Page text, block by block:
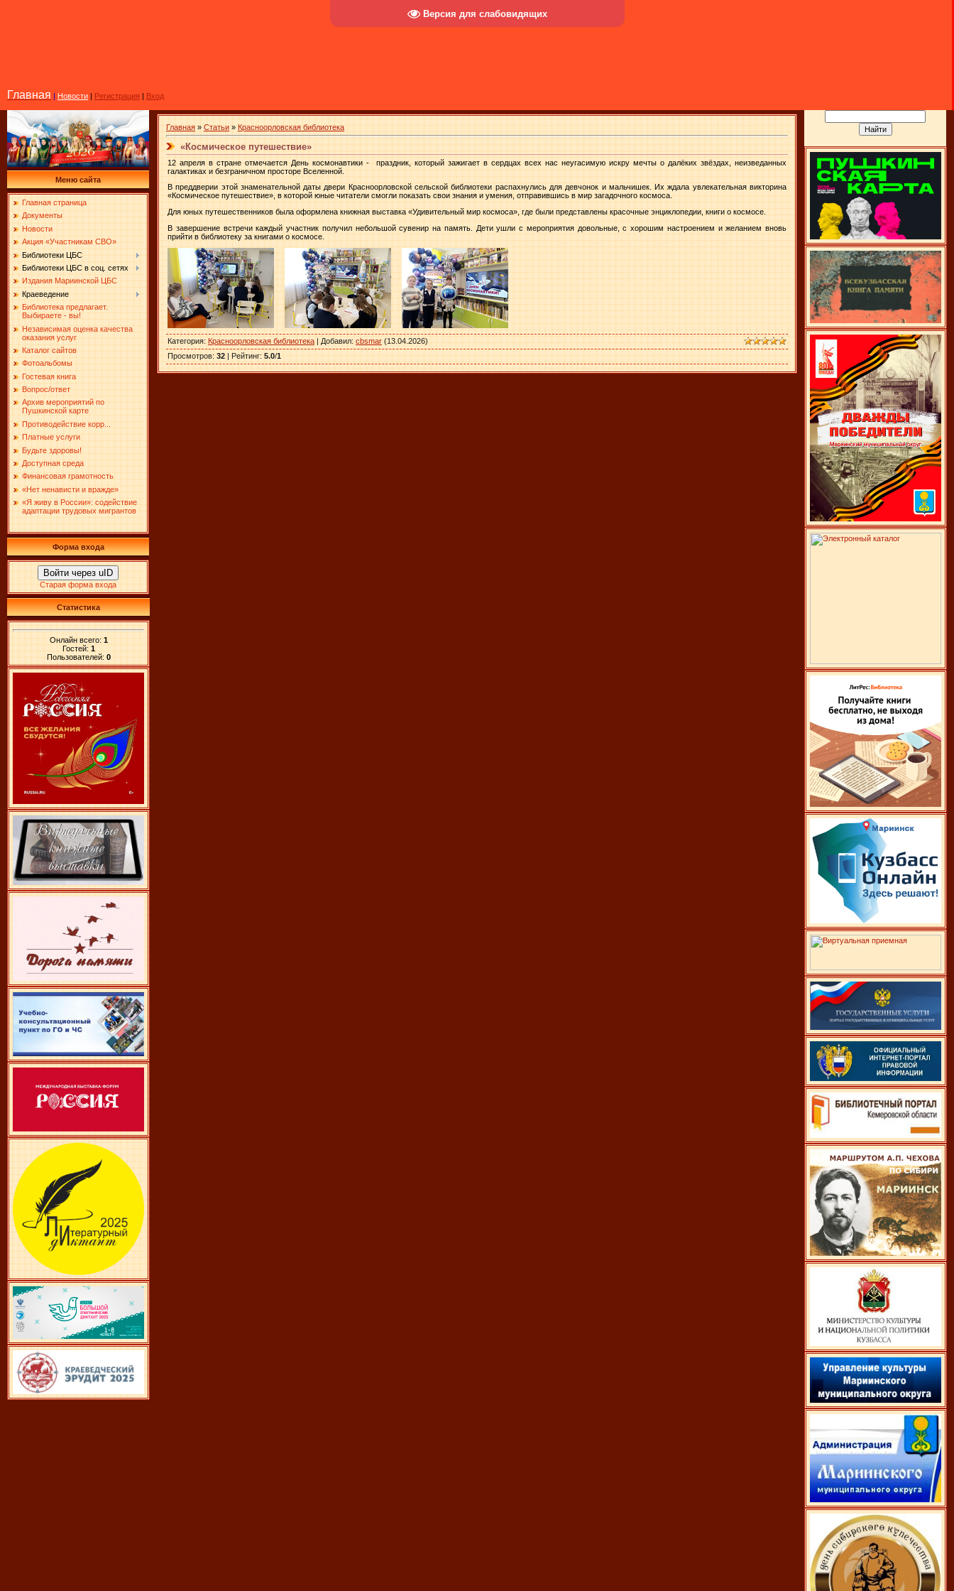
Версия для слабовидящих
Главная | Новости | Регистрация | Вход
Меню сайта
Главная страница
Документы
Новости
Акция «Участникам СВО»
Библиотеки ЦБС
Библиотеки ЦБС в соц. сетях
Издания Мариинской ЦБС
Краеведение
Библиотека предлагает.
Выбираете - вы!
Независимая оценка качества
оказания услуг
Каталог сайтов
Фотоальбомы
Гостевая книга
Вопрос/ответ
Архив мероприятий по
Пушкинской карте
Противодействие корр...
Платные услуги
Будьте здоровы!
Доступная среда
Финансовая грамотность
«Нет ненависти и вражде»
«Я живу в России»: содействие
адаптации трудовых мигрантов
Форма входа
Войти через uID
Старая форма входа
Статистика
Онлайн всего: 1
Гостей: 1
Пользователей: 0
Главная » Статьи » Красноорловская библиотека
«Космическое путешествие»
12 апреля в стране отмечается День космонавтики - праздник, который зажигает в сердцах всех нас неугасимую искру мечты о далёких звёздах, неизведанных
галактиках и безграничном просторе Вселенной.
В преддверии этой знаменательной даты двери Красноорловской сельской библиотеки распахнулись для девчонок и мальчишек. Их ждала увлекательная викторина
«Космическое путешествие», в которой юные читатели смогли показать свои знания и умения, отправившись в мир загадочного космоса.
Для юных путешественников была оформлена книжная выставка «Удивительный мир космоса», где были представлены красочные энциклопедии, книги о космосе.
В завершение встречи каждый участник получил небольшой сувенир на память. Дети ушли с мероприятия довольные, с хорошим настроением и желанием вновь
прийти в библиотеку за книгами о космосе.
Категория: Красноорловская библиотека | Добавил: cbsmar (13.04.2026)
Просмотров: 32 | Рейтинг: 5.0/1